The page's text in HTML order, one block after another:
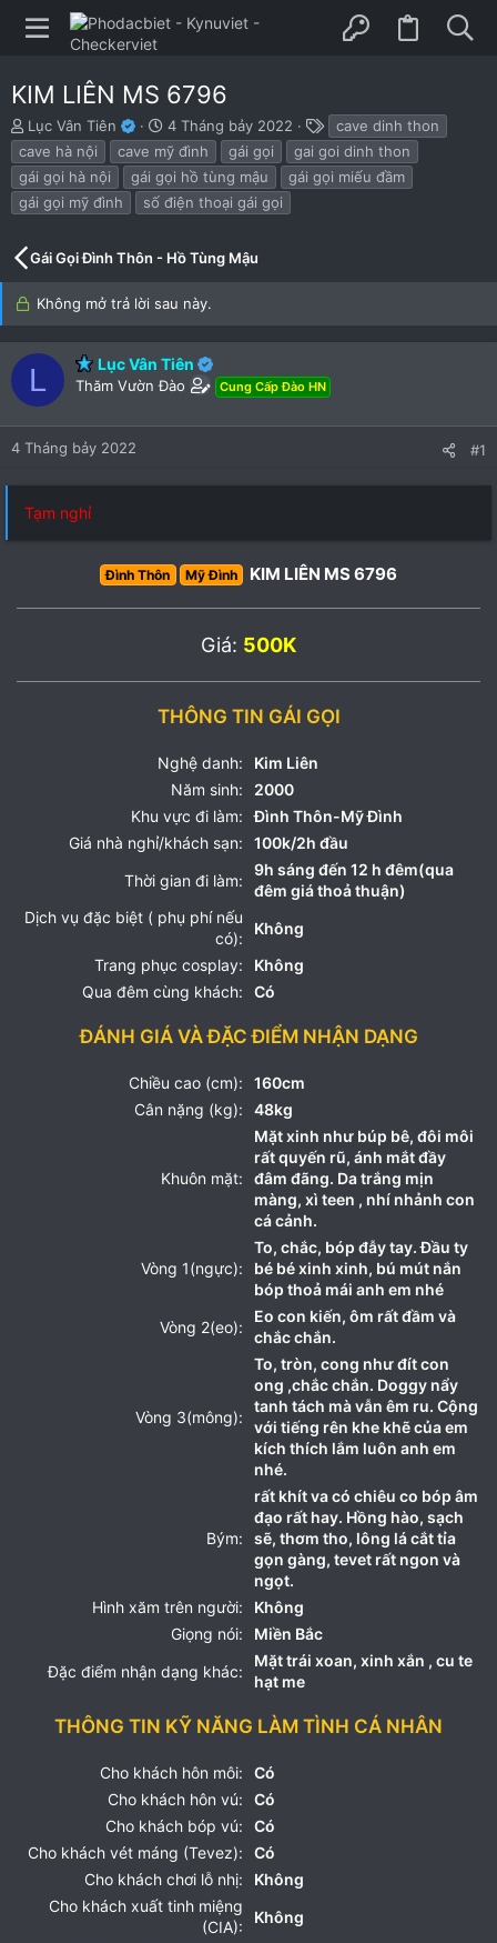
KIM LIÊN MS 6796
B
ắ
t
đ
ầ
Lục Vân Tiên
N
g
à
y
b
đ
u
4 Tháng bảy 2022
h
ẻ
cave dinh thon
cave hà nội
cave mỹ đình gái gọi
gai goi dinh thon
gái gọi hà nội
gái gọi hồ tùng mậu
gái gọi miếu đầm
gái gọi mỹ đình
số điện thoại gái gọi
Gái Gọi Đình Thôn - Hồ Tùng Mậu
Không mở trả lời sau này.
L Lục Vân Tiên
Thăm Vườn Đào Cung Cấp Đào HN
4 Tháng bảy 2022 #1
Tạm nghỉ
Đình Thôn Mỹ Đình KIM LIÊN MS 6796
Giá: 500K
THÔNG TIN GÁI GỌI
Nghệ danh:
Kim Liên
Năm sinh:
2000
Khu vực đi làm:
Đình Thôn-Mỹ Đình
Giá nhà nghỉ/khách sạn:
100k/2h đầu
Thời gian đi làm:
9h sáng đến 12 h đêm(qua
đêm giá thoả thuận)
Dịch vụ đặc biệt ( phụ phí nếu
có):
Không
Trang phục cosplay:
Không
Qua đêm cùng khách:
Có
ĐÁNH GIÁ VÀ ĐẶC ĐIỂM NHẬN DẠNG
Chiều cao (cm):
160cm
Cân nặng (kg):
48kg
Khuôn mặt:
Mặt xinh như búp bê, đôi môi
rất quyến rũ, ánh mắt đầy
đâm đãng. Da trắng mịn
màng, xì teen , nhí nhảnh con
cá cảnh.
Vòng 1(ngực):
To, chắc, bóp đẫy tay. Đầu ty
bé bé xinh xinh, bú mút nắn
bóp thoả mái anh em nhé
Vòng 2(eo):
Eo con kiến, ôm rất đầm và
chắc chắn.
Vòng 3(mông):
To, tròn, cong như đít con
ong ,chắc chắn. Doggy nẩy
tanh tách mà vẫn êm ru. Cộng
với tiếng rên khe khẽ của em
kích thích lắm luôn anh em
nhé.
Bým:
rất khít va có chiêu co bóp âm
đạo rất hay. Hồng hào, sạch
sẽ, thơm tho, lông lá cắt tỉa
gọn gàng, tevet rất ngon và
ngọt.
Hình xăm trên người:
Không
Giọng nói:
Miền Bắc
Đặc điểm nhận dạng khác:
Mặt trái xoan, xinh xắn , cu te
hạt me
THÔNG TIN KỸ NĂNG LÀM TÌNH CÁ NHÂN
Cho khách hôn môi:
Có
Cho khách hôn vú:
Có
Cho khách bóp vú:
Có
Cho khách vét máng (Tevez):
Có
Cho khách chơi lỗ nhị:
Không
Cho khách xuất tinh miệng
(CIA):
Không